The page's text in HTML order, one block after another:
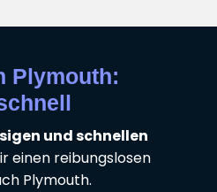
Plymouth:
und schnellen
einen reibungslosen
Plymouth.